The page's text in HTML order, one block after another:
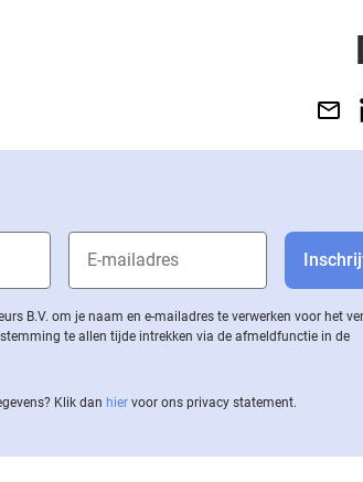
B.V. om je naam en e-mailadres te verwerken voor het
te allen tijde intrekken via de af­meld­func­tie in de
Klik dan hier voor ons privacy statement.